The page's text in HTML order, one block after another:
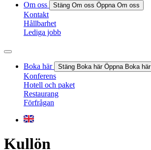
Om oss
Stäng Om oss Öppna Om oss
Kontakt
Hållbarhet
Lediga jobb
Boka här Stäng Boka här Öppna Boka här
Konferens
Hotell och paket
Restaurang
Förfrågan
Kullön